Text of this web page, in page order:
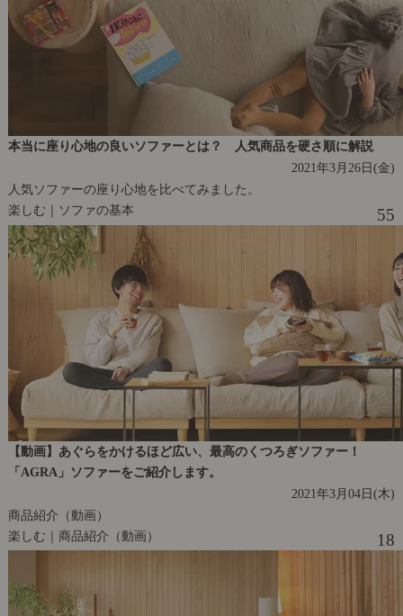
本当に座り心地の良いソファーとは？ 人気商品を硬さ順に解説
2021年3月26日(金)
人気ソファーの座り心地を比べてみました。
楽しむ｜ソファの基本
55
【動画】あぐらをかけるほど広い、最高のくつろぎソファー！
「AGRA」ソファーをご紹介します。
2021年3月04日(木)
商品紹介（動画）
楽しむ｜商品紹介（動画）
18